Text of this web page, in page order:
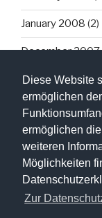
Diese Website
ermöglichen
ermöglichen
weiteren
Möglichkeiten
Zur
January 2008 (2)
December 2007
Impressum